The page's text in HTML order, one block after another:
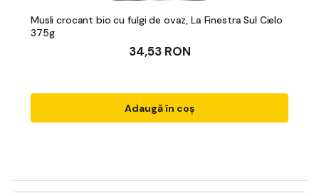
Musli crocant bio cu fulgi de ovaz, La Finestra Sul Cielo
375g
34,53 RON
Adaugă în coș